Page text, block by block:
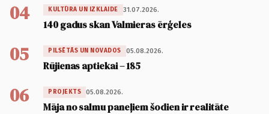
04 KULTŪRA UN IZKLAIDE 31.07.2026.
140 gadus skan Valmieras ērģeles
05 PILSĒTĀS UN NOVADOS 05.08.2026.
Rūjienas aptiekai – 185
06 PROJEKTS 05.08.2026.
Māja no salmu paneļiem šodien ir realitāte